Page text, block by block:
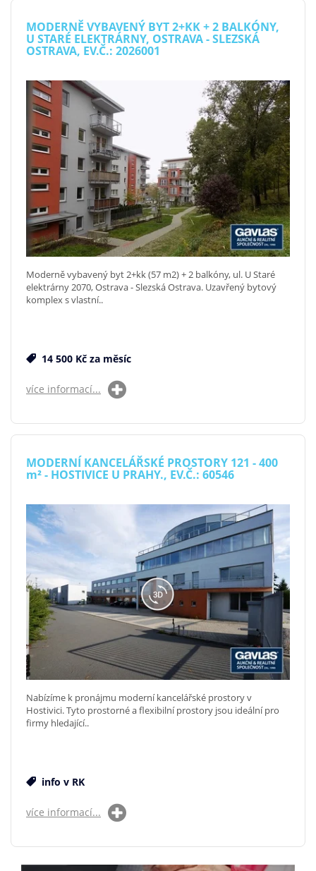
MODERNĚ VYBAVENÝ BYT 2+KK + 2 BALKÓNY,
U STARÉ ELEKTRÁRNY, OSTRAVA - SLEZSKÁ
OSTRAVA, EV.Č.: 2026001
Moderně vybavený byt 2+kk (57 m2) + 2 balkóny, ul. U Staré
elektrárny 2070, Ostrava - Slezská Ostrava. Uzavřený bytový
komplex s vlastní..
14 500 Kč za měsíc
více informací...
MODERNÍ KANCELÁŘSKÉ PROSTORY 121 - 400
m²- HOSTIVICE U PRAHY., EV.Č.: 60546
Nabízíme k pronájmu moderní kancelářské prostory v
Hostivici. Tyto prostorné a flexibilní prostory jsou ideální pro
firmy hledající..
info v RK
více informací...